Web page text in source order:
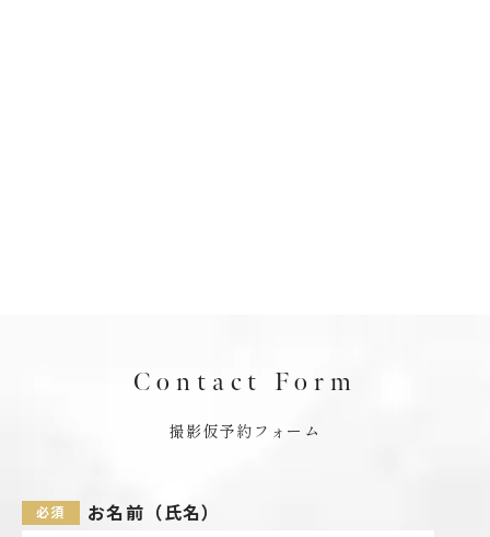
Contact Form
撮影仮予約フォーム
お名前（氏名）